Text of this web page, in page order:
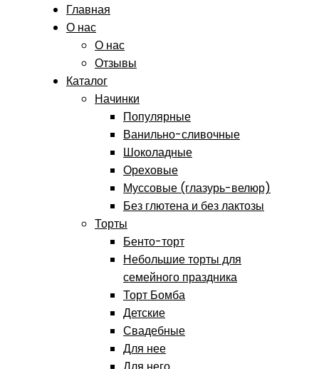
Главная
О нас
О нас
Отзывы
Каталог
Начинки
Популярные
Ванильно-сливочные
Шоколадные
Ореховые
Муссовые (глазурь-велюр)
Без глютена и без лактозы
Торты
Бенто-торт
Небольшие торты для
семейного праздника
Торт Бомба
Детские
Свадебные
Для нее